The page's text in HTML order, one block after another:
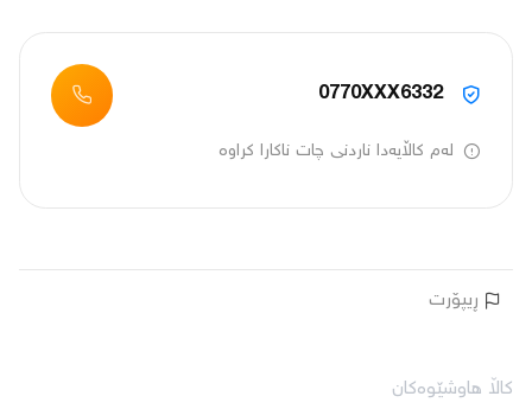
0770XXX6332
لەم کاڵایەدا ناردنی چات ناکارا کراوە
ڕیپۆرت
کاڵا هاوشێوەکان